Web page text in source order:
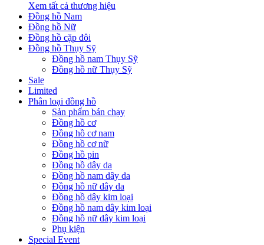
Xem tất cả thương hiệu
Đồng hồ Nam
Đồng hồ Nữ
Đồng hồ cặp đôi
Đồng hồ Thụy Sỹ
Đồng hồ nam Thụy Sỹ
Đồng hồ nữ Thụy Sỹ
Sale
Limited
Phân loại đồng hồ
Sản phẩm bán chạy
Đồng hồ cơ
Đồng hồ cơ nam
Đồng hồ cơ nữ
Đồng hồ pin
Đồng hồ dây da
Đồng hồ nam dây da
Đồng hồ nữ dây da
Đồng hồ dây kim loại
Đồng hồ nam dây kim loại
Đồng hồ nữ dây kim loại
Phụ kiện
Special Event